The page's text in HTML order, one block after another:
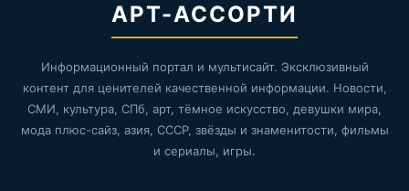
АРТ-АССОРТИ
Информационный портал и мультисайт. Эксклюзивный
контент для ценителей качественной информации. Новости,
СМИ, культура, СПб, арт, тёмное искусство, девушки мира,
мода плюс-сайз, азия, СССР, звёзды и знаменитости, фильмы
и сериалы, игры.